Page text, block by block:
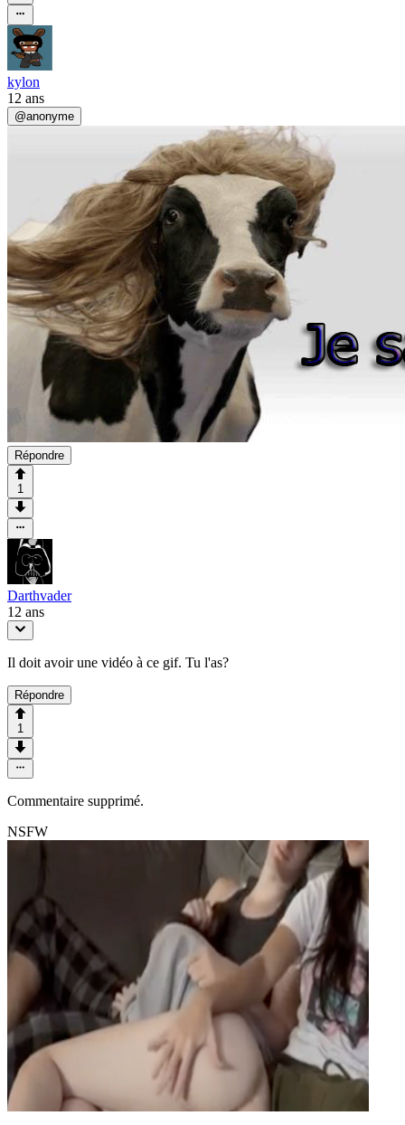
kylon
12 ans
@anonyme
Répondre
1
Darthvader
12 ans
Il doit avoir une vidéo à ce gif. Tu l'as?
Répondre
1
Commentaire supprimé.
NSFW